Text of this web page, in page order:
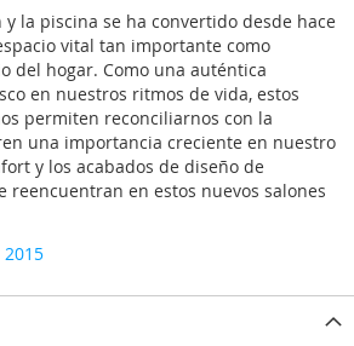
la piscina se ha convertido desde hace
vital tan importante como
del hogar. Como una auténtica
en nuestros ritmos de vida, estos
permiten reconciliarnos con la
una importancia creciente en nuestro
y los acabados de diseño de
reencuentran en estos nuevos salones